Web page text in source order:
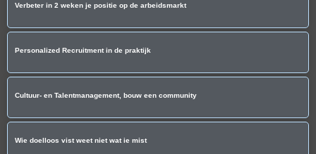
Verbeter in 2 weken je positie op de arbeidsmarkt
Personalized Recruitment in de praktijk
Cultuur- en Talentmanagement, bouw een community
Wie doelloos vist weet niet wat ie mist